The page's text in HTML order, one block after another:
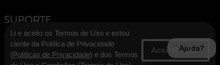
SUPORTE
TERMOS E CONDIÇÕES
POLÍTICA DE PRIVACIDADE
Li e aceito os Termos de Uso e estou
ciente da Política de Privacidade
(Políticas de Privacidade) e dos Termos
Ajuda?